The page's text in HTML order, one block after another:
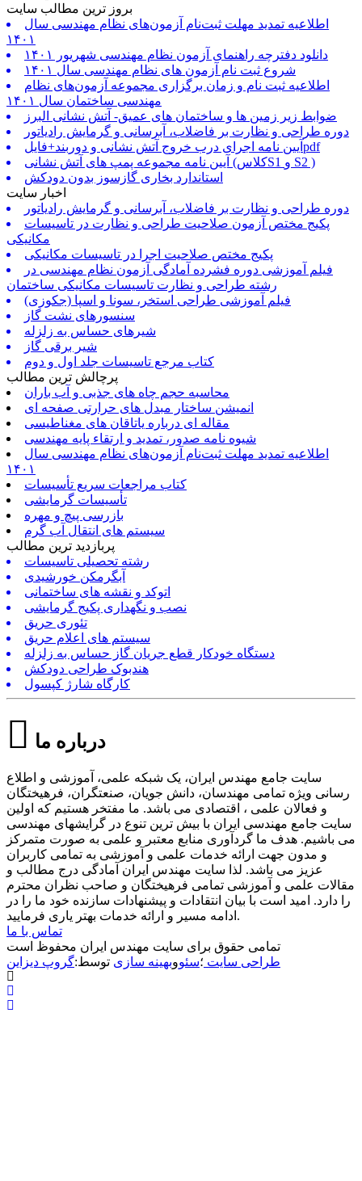
بروز ترین مطالب سایت
اطلاعیه تمدید مهلت ثبت‌نام آزمون‌های نظام مهندسی سال
۱۴۰۱
دانلود دفترچه راهنمای آزمون نظام مهندسی شهریور ۱۴۰۱
شروع ثبت نام آزمون های نظام مهندسی سال ۱۴۰۱
اطلاعیه ثبت نام و زمان برگزاری مجموعه آزمون‌های نظام
مهندسی ساختمان سال ۱۴۰۱
ضوابط زیر زمین ها و ساختمان های عمیق- آتش نشانی البرز
دوره طراحی و نظارت بر فاضلاب، آبرسانی و گرمایش رادیاتور
آیین نامه اجرای درب خروج آتش نشانی و دوربند+فایلpdf
آیین نامه مجموعه پمپ های آتش نشانی (کلاسS1 و S2 )
استاندارد بخاری گازسوز بدون دودکش
اخبار سایت
دوره طراحی و نظارت بر فاضلاب، آبرسانی و گرمایش رادیاتور
پکیج مختص آزمون صلاحیت طراحی و نظارت در تاسیسات
مکانیکی
پکیج مختص صلاحیت اجرا در تاسیسات مکانیکی
فیلم آموزشی دوره فشرده آمادگی آزمون نظام مهندسی در
رشته طراحی و نظارت تاسیسات مکانیکی ساختمان
فیلم آموزشی طراحی استخر، سونا و اسپا (جکوزی)
سنسورهای نشت گاز
شیرهای حساس به زلزله
شیر برقی گاز
کتاب مرجع تاسیسات جلد اول و دوم
پرچالش ترین مطالب
محاسبه حجم چاه های جذبی و آب باران
انمیشن ساختار مبدل های حرارتی صفحه ای
مقاله ای درباره یاتاقان های مغناطیسی
شیوه نامه صدور، تمدید و ارتقاء پایه مهندسی
اطلاعیه تمدید مهلت ثبت‌نام آزمون‌های نظام مهندسی سال
۱۴۰۱
کتاب مراجعات سریع تأسیسات
تأسیسات گرمایشی
بازرسی پیچ و مهره
سیستم های انتقال آب گرم
پربازدید ترین مطالب
رشته تحصیلی تاسیسات
آبگرمکن خورشیدی
اتوکد و نقشه های ساختمانی
نصب و نگهداری پکیج گرمایشی
تئوری حریق
سیستم های اعلام حریق
دستگاه خودکار قطع جریان گاز حساس به زلزله
هندبوک طراحی دودکش
کارگاه شارژ کپسول
درباره ما
سایت جامع مهندس ایران، یک شبکه علمی، آموزشی و اطلاع
رسانی ویژه تمامی مهندسان، دانش جویان، صنعتگران، فرهیختگان
و فعالان علمی ، اقتصادی می باشد. ما مفتخر هستیم که اولین
سایت جامع مهندسی ایران با بیش ترین تنوع در گرایشهای مهندسی
می باشیم. هدف ما گردآوری منابع معتبر و علمی به صورت متمرکز
و مدون جهت ارائه خدمات علمی و آموزشی به تمامی کاربران
عزیز می باشد. لذا سایت مهندس ایران آمادگی درج مطالب و
مقالات علمی و آموزشی تمامی فرهیختگان و صاحب نظران محترم
را دارد. امید است با بیان انتقادات و پیشنهادات سازنده خود ما را در
ادامه مسیر و ارائه خدمات بهتر یاری فرمایید.
تماس با ما
تمامی حقوق برای سایت مهندس ایران محفوظ است
طراحی سایت ؛سئووبهینه سازی توسط:گروپ دیزاین